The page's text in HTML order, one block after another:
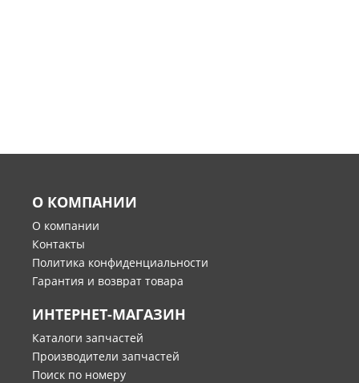
О КОМПАНИИ
О компании
Контакты
Политика конфиденциальности
Гарантия и возврат товара
ИНТЕРНЕТ-МАГАЗИН
Каталоги запчастей
Производители запчастей
Поиск по номеру